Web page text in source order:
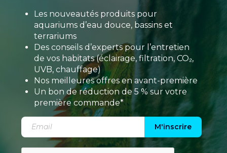
Les nouveautés produits pour
aquariums d’eau douce, bassins et
terrariums
Des conseils d’experts pour l’entretien
de vos habitats (éclairage, filtration, CO₂,
UVB, chauffage)
Nos meilleures offres en avant-première
Un bon de réduction de 5 % sur votre
première commande*
M'inscrire